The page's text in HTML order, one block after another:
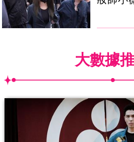
大數據